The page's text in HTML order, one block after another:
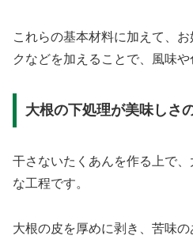
これらの基本材料に加えて、
クなどを加えることで、風味や
大根の下処理が美味しさ
干さないたくあんを作る上で
な工程です。
大根の皮を厚めに剥き、苦味